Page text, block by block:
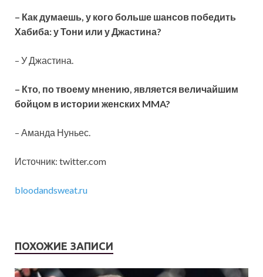
– Как думаешь, у кого больше шансов победить
Хабиба: у Тони или у Джастина?
– У Джастина.
– Кто, по твоему мнению, является величайшим
бойцом в истории женских MMA?
– Аманда Нуньес.
Источник: twitter.com
bloodandsweat.ru
ПОХОЖИЕ ЗАПИСИ